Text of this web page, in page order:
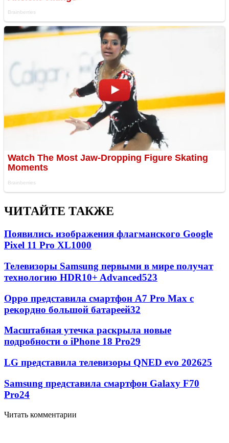
ЧИТАЙТЕ ТАКЖЕ
Появились изображения флагманского Google
Pixel 11 Pro XL1000
Телевизоры Samsung первыми в мире получат
технологию HDR10+ Advanced523
Oppo представила смартфон A7 Pro Max с
рекордно большой батареей32
Масштабная утечка раскрыла новые
подробности о iPhone 18 Pro29
LG представила телевизоры QNED evo 202625
Samsung представила смартфон Galaxy F70
Pro24
Читать комментарии